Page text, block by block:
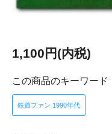
1,100円(内税)
この商品のキーワード
鉄道ファン 1990年代